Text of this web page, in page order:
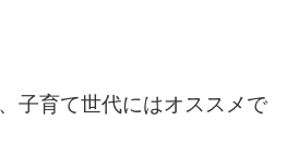
子育て世代にはオススメで